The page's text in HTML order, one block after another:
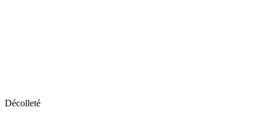
Décolleté